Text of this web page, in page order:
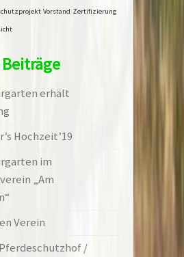
Vorstand Zertifizierung
erhält
Hochzeit’19
im
„Am
Verein
/